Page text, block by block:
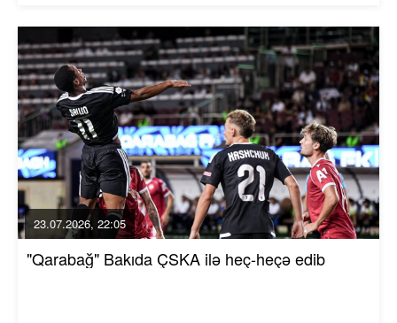
23.07.2026, 22:05
"Qarabağ" Bakıda ÇSKA ilə heç-heçə edib